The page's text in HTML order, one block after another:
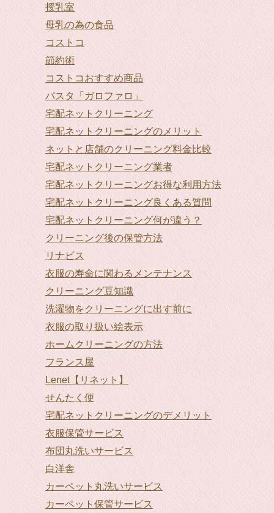
授乳室
母乳の為の食品
コストコ
節約術
コストコおすすめ商品
パスタ「ガロファロ」
宅配ネットクリーニング
宅配ネットクリーニングのメリット
ネットと店舗のクリーニング料金比較
宅配ネットクリーニング業者
宅配ネットクリーニングお得な利用方法
宅配ネットクリーニング良くある質問
宅配ネットクリーニング何が違う？
クリーニング後の保管方法
リナビス
衣服の寿命に関わるメンテナンス
クリーニング豆知識
洗濯物をクリーニングに出す前に
衣服の取り扱い絵表示
ホームクリーニングの方法
フランス屋
Lenet【リネット】
せんたく便
宅配ネットクリーニングのデメリット
衣服保管サービス
布団丸洗いサービス
白洋舎
カーペット丸洗いサービス
カーペット保管サービス